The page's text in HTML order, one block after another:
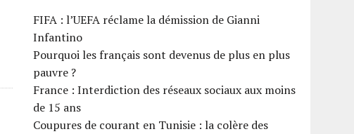
FIFA : l’UEFA réclame la démission de Gianni
Infantino
Pourquoi les français sont devenus de plus en plus
pauvre ?
France : Interdiction des réseaux sociaux aux moins
de 15 ans
Coupures de courant en Tunisie : la colère des